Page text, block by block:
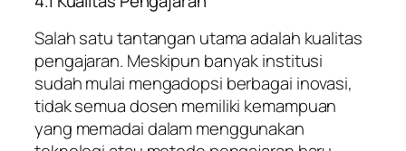
Salah satu tantangan utama adalah kualitas
pengajaran. Meskipun banyak institusi
sudah mulai mengadopsi berbagai inovasi,
tidak semua dosen memiliki kemampuan
yang memadai dalam menggunakan